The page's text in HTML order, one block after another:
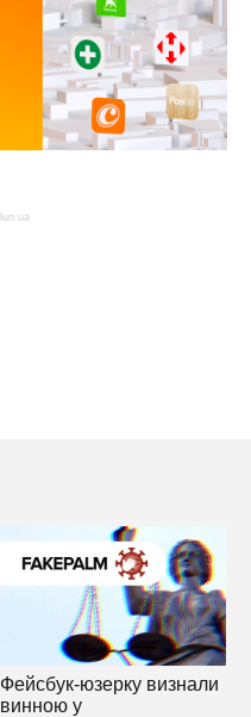
lun.ua
Фейсбук-юзерку визнали
винною у